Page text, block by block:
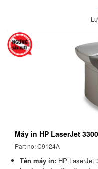
Máy in HP LaserJet
Part no: C9124A
Tên máy in: HP LaserJet